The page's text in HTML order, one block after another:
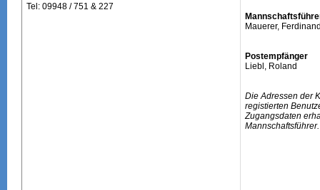
Tel: 09948 / 751 & 227
Mauerer,
Postempfänger
Liebl, Roland
Die Adressen der
registierten
Zugangsdaten
Mannschaftsführer.